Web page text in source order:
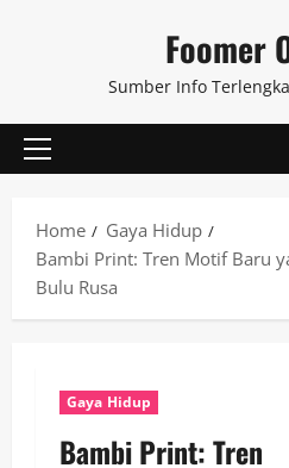
Foomer
Sumber Info
Primary
Home
Gaya Hidup
Bambi Print: Tren Motif Baru
Bulu Rusa
Gaya Hidup
Bambi Print: Tren